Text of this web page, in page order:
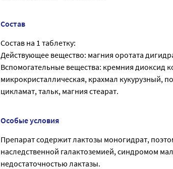
Состав
Состав на 1 таблетку:
Действующее вещество: магния оротата
Вспомогательные вещества: кремния диоксид
микрокристаллическая, крахмал кукурузный,
цикламат, тальк, магния стеарат.
Особые условия
Препарат содержит лактозы моногидрат,
наследственной галактоземией, синдромом
недостаточностью лактазы.